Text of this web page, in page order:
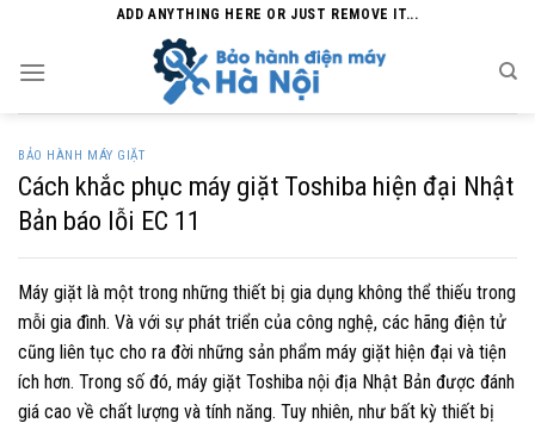
content
ADD ANYTHING HERE OR JUST REMOVE IT...
BẢO HÀNH MÁY GIẶT
Cách khắc phục máy giặt Toshiba hiện đại Nhật
Bản báo lỗi EC 11
Máy giặt là một trong những thiết bị gia dụng không thể thiếu trong
mỗi gia đình. Và với sự phát triển của công nghệ, các hãng điện tử
cũng liên tục cho ra đời những sản phẩm máy giặt hiện đại và tiện
ích hơn. Trong số đó, máy giặt Toshiba nội địa Nhật Bản được đánh
giá cao về chất lượng và tính năng. Tuy nhiên, như bất kỳ thiết bị